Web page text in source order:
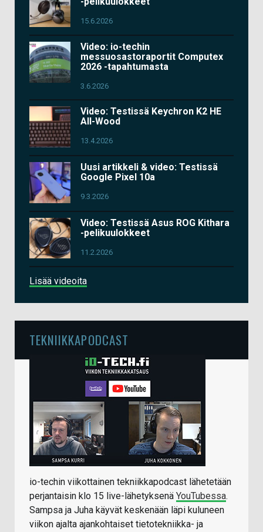
15.6.2026
Video: io-techin
messuosastoraportit Computex
2026 -tapahtumasta
3.6.2026
Video: Testissä Keychron K2 HE
All-Wood
13.4.2026
Uusi artikkeli & video: Testissä
Google Pixel 10a
9.3.2026
Video: Testissä Asus ROG Kithara
-pelikuulokkeet
11.2.2026
Lisää videoita
TEKNIIKKAPODCAST
io-techin viikottainen tekniikkapodcast lähetetään
perjantaisin klo 15 live-lähetyksenä YouTubessa.
Sampsa ja Juha käyvät keskenään läpi kuluneen
viikon ajalta ajankohtaiset tietotekniikka- ja